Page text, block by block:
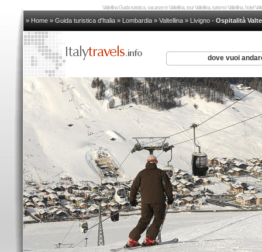
Valtellina Guida turistica, vacanze in Valtellina, tour Valtellina, turismo Valtellina, hotel
» Home » Guida turistica d'Italia » Lombardia » Valtellina » Livigno - Ospitalità
dove vuoi